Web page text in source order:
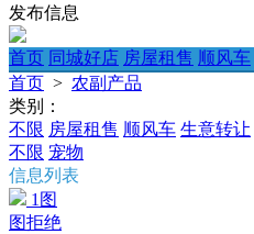
发布信息
首页 同城好店 房屋租售 顺风车
首页 > 农副产品
类别：
不限 房屋租售 顺风车 生意转让
不限 宠物
信息列表
1图
图拒绝